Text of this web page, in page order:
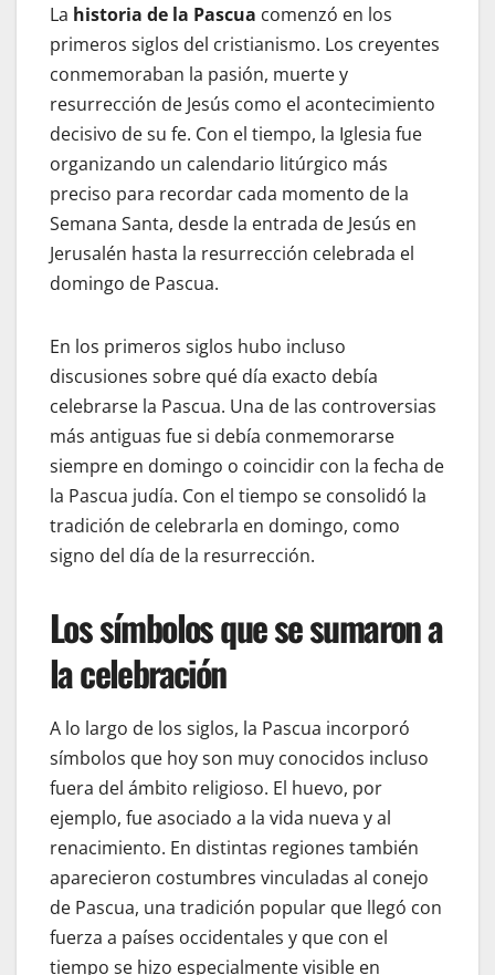
La historia de la Pascua comenzó en los
primeros siglos del cristianismo. Los creyentes
conmemoraban la pasión, muerte y
resurrección de Jesús como el acontecimiento
decisivo de su fe. Con el tiempo, la Iglesia fue
organizando un calendario litúrgico más
preciso para recordar cada momento de la
Semana Santa, desde la entrada de Jesús en
Jerusalén hasta la resurrección celebrada el
domingo de Pascua.
En los primeros siglos hubo incluso
discusiones sobre qué día exacto debía
celebrarse la Pascua. Una de las controversias
más antiguas fue si debía conmemorarse
siempre en domingo o coincidir con la fecha de
la Pascua judía. Con el tiempo se consolidó la
tradición de celebrarla en domingo, como
signo del día de la resurrección.
Los símbolos que se sumaron a
la celebración
A lo largo de los siglos, la Pascua incorporó
símbolos que hoy son muy conocidos incluso
fuera del ámbito religioso. El huevo, por
ejemplo, fue asociado a la vida nueva y al
renacimiento. En distintas regiones también
aparecieron costumbres vinculadas al conejo
de Pascua, una tradición popular que llegó con
fuerza a países occidentales y que con el
tiempo se hizo especialmente visible en